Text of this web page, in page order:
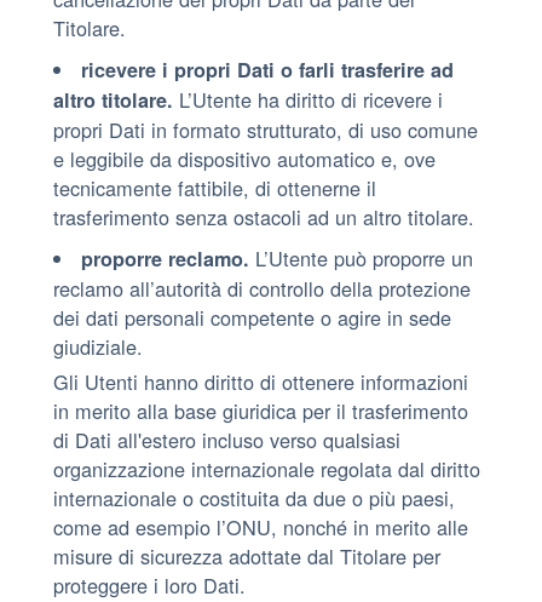
Titolare.
ricevere i propri Dati o farli trasferire ad
altro titolare. L’Utente ha diritto di ricevere i
propri Dati in formato strutturato, di uso comune
e leggibile da dispositivo automatico e, ove
tecnicamente fattibile, di ottenerne il
trasferimento senza ostacoli ad un altro titolare.
proporre reclamo. L’Utente può proporre un
reclamo all’autorità di controllo della protezione
dei dati personali competente o agire in sede
giudiziale.
Gli Utenti hanno diritto di ottenere informazioni
in merito alla base giuridica per il trasferimento
di Dati all'estero incluso verso qualsiasi
organizzazione internazionale regolata dal diritto
internazionale o costituita da due o più paesi,
come ad esempio l’ONU, nonché in merito alle
misure di sicurezza adottate dal Titolare per
proteggere i loro Dati.